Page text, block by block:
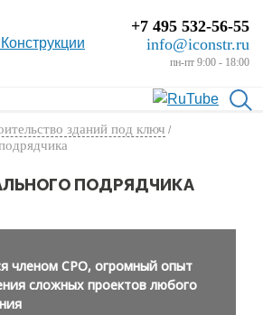
+7 495 532-56-55
info@iconstr.ru
пн-пт 9:00 - 18:00
зданий под ключ /
ПОДРЯДЧИКА
членом СРО, огромный опыт
сложных проектов любого